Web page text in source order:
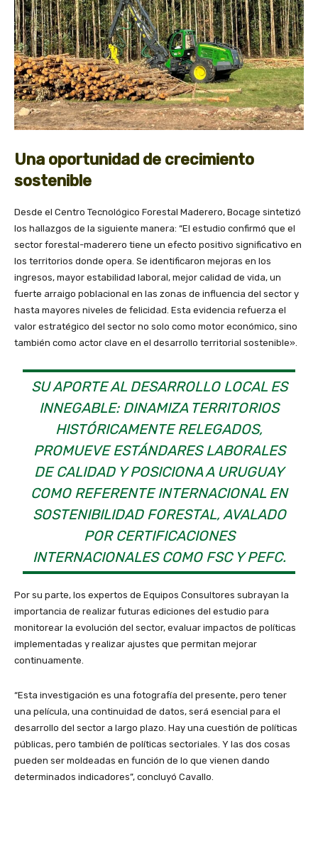
Una oportunidad de crecimiento
sostenible
Desde el Centro Tecnológico Forestal Maderero, Bocage sintetizó
los hallazgos de la siguiente manera: “El estudio confirmó que el
sector forestal-maderero tiene un efecto positivo significativo en
los territorios donde opera. Se identificaron mejoras en los
ingresos, mayor estabilidad laboral, mejor calidad de vida, un
fuerte arraigo poblacional en las zonas de influencia del sector y
hasta mayores niveles de felicidad. Esta evidencia refuerza el
valor estratégico del sector no solo como motor económico, sino
también como actor clave en el desarrollo territorial sostenible».
SU APORTE AL DESARROLLO LOCAL ES
INNEGABLE: DINAMIZA TERRITORIOS
HISTÓRICAMENTE RELEGADOS,
PROMUEVE ESTÁNDARES LABORALES
DE CALIDAD Y POSICIONA A URUGUAY
COMO REFERENTE INTERNACIONAL EN
SOSTENIBILIDAD FORESTAL, AVALADO
POR CERTIFICACIONES
INTERNACIONALES COMO FSC Y PEFC.
Por su parte, los expertos de Equipos Consultores subrayan la
importancia de realizar futuras ediciones del estudio para
monitorear la evolución del sector, evaluar impactos de políticas
implementadas y realizar ajustes que permitan mejorar
continuamente.
“Esta investigación es una fotografía del presente, pero tener
una película, una continuidad de datos, será esencial para el
desarrollo del sector a largo plazo. Hay una cuestión de políticas
públicas, pero también de políticas sectoriales. Y las dos cosas
pueden ser moldeadas en función de lo que vienen dando
determinados indicadores”, concluyó Cavallo.